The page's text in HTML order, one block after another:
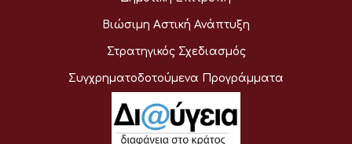
Βιώσιμη Αστική Ανάπτυξη
Στρατηγικός Σχεδιασμός
Συγχρηματοδοτούμενα Προγράμματα